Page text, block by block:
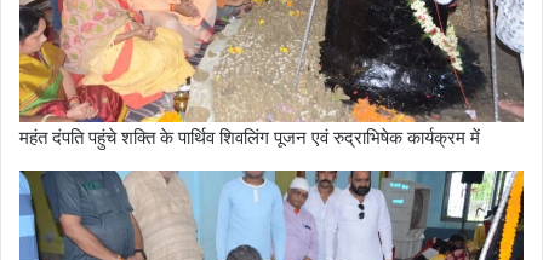
महंत दंपति पहुंचे शक्ति के पार्थिव शिवलिंग पूजन एवं रुद्राभिषेक कार्यक्रम में